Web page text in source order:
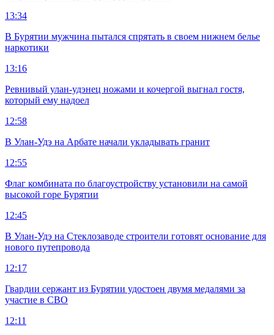
13:34
В Бурятии мужчина пытался спрятать в своем нижнем белье
наркотики
13:16
Ревнивый улан-удэнец ножами и кочергой выгнал гостя,
который ему надоел
12:58
В Улан-Удэ на Арбате начали укладывать гранит
12:55
Флаг комбината по благоустройству установили на самой
высокой горе Бурятии
12:45
В Улан-Удэ на Стеклозаводе строители готовят основание для
нового путепровода
12:17
Гвардии сержант из Бурятии удостоен двумя медалями за
участие в СВО
12:11